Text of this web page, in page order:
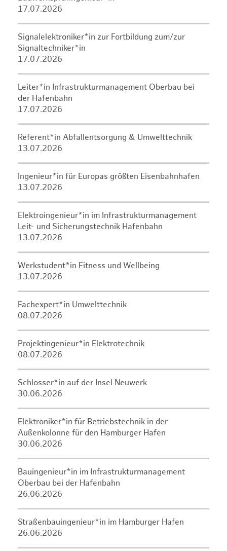
17.07.2026
Signalelektroniker*in zur Fortbildung zum/zur
Signaltechniker*in
17.07.2026
Leiter*in Infrastrukturmanagement Oberbau bei
der Hafenbahn
17.07.2026
Referent*in Abfallentsorgung & Umwelttechnik
13.07.2026
Ingenieur*in für Europas größten Eisenbahnhafen
13.07.2026
Elektroingenieur*in im Infrastrukturmanagement
Leit- und Sicherungstechnik Hafenbahn
13.07.2026
Werkstudent*in Fitness und Wellbeing
13.07.2026
Fachexpert*in Umwelttechnik
08.07.2026
Projektingenieur*in Elektrotechnik
08.07.2026
Schlosser*in auf der Insel Neuwerk
30.06.2026
Elektroniker*in für Betriebstechnik in der
Außenkolonne für den Hamburger Hafen
30.06.2026
Bauingenieur*in im Infrastrukturmanagement
Oberbau bei der Hafenbahn
26.06.2026
Straßenbauingenieur*in im Hamburger Hafen
26.06.2026